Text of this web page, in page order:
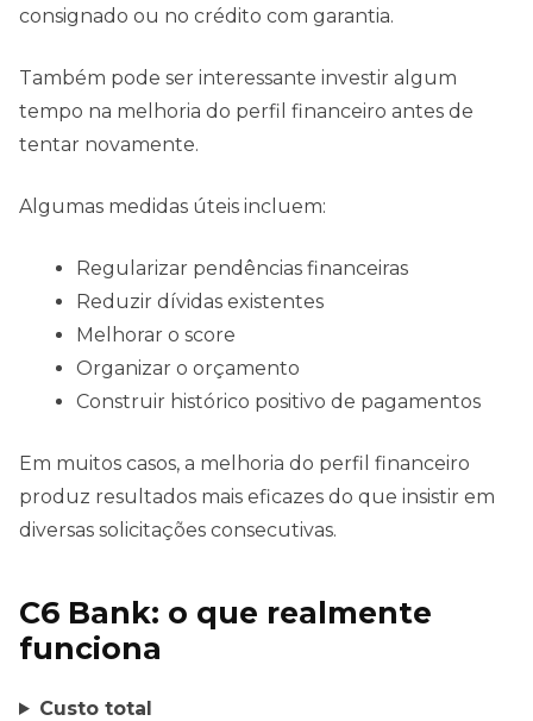
consignado ou no crédito com garantia.
Também pode ser interessante investir algum
tempo na melhoria do perfil financeiro antes de
tentar novamente.
Algumas medidas úteis incluem:
Regularizar pendências financeiras
Reduzir dívidas existentes
Melhorar o score
Organizar o orçamento
Construir histórico positivo de pagamentos
Em muitos casos, a melhoria do perfil financeiro
produz resultados mais eficazes do que insistir em
diversas solicitações consecutivas.
C6 Bank: o que realmente
funciona
Custo total